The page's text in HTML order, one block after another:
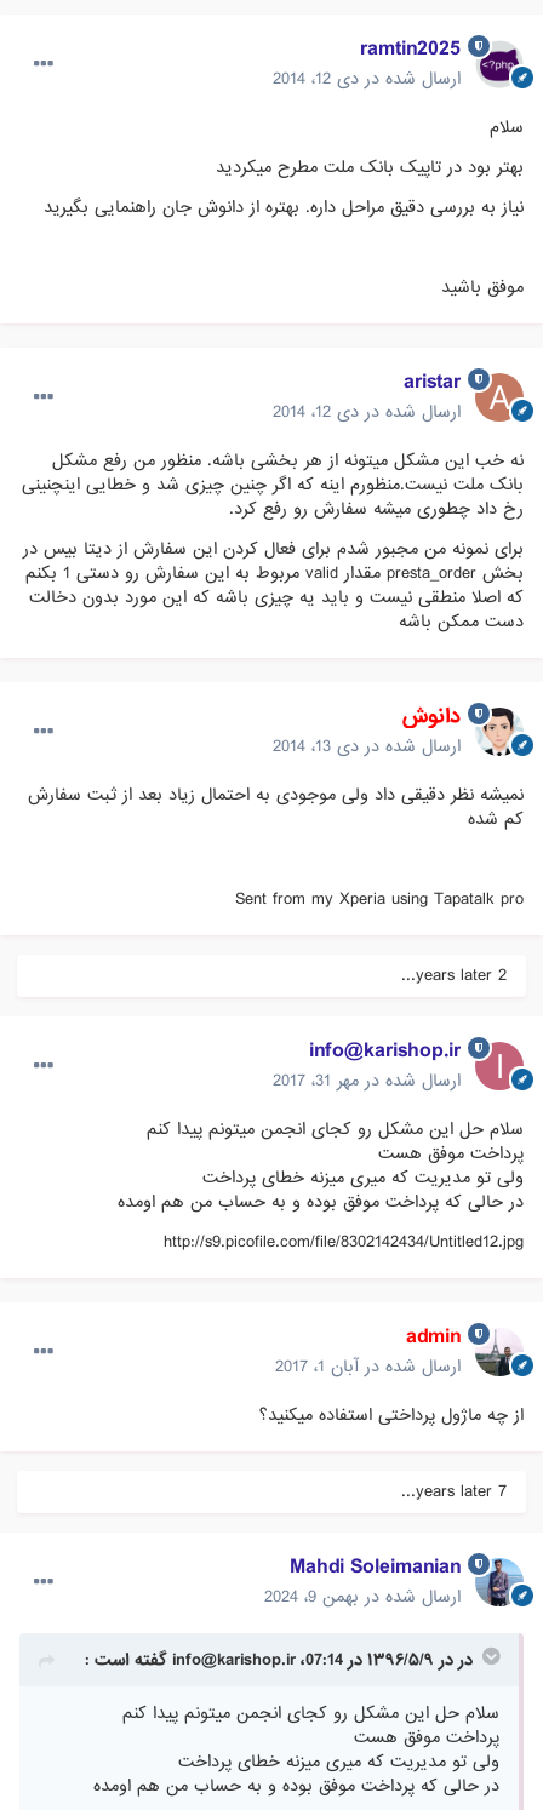
ramtin2025
ارسال شده در دی 12، 2014
سلام
بهتر بود در تاپیک بانک ملت مطرح میکردید
نیاز به بررسی دقیق مراحل داره. بهتره از دانوش جان راهنمایی بگیرید
موفق باشید
aristar
ارسال شده در دی 12، 2014
نه خب این مشکل میتونه از هر بخشی باشه. منظور من رفع مشکل
بانک ملت نیست.منظورم اینه که اگر چنین چیزی شد و خطایی اینچنینی
رخ داد چطوری میشه سفارش رو رفع کرد.
برای نمونه من مجبور شدم برای فعال کردن این سفارش از دیتا بیس در
بخش presta_order مقدار valid مربوط به این سفارش رو دستی 1 بکنم
که اصلا منطقی نیست و باید یه چیزی باشه که این مورد بدون دخالت
دست ممکن باشه
دانوش
ارسال شده در دی 13، 2014
نمیشه نظر دقیقی داد ولی موجودی به احتمال زیاد بعد از ثبت سفارش
کم شده
Sent from my Xperia using Tapatalk pro
2 years later...
info@karishop.ir
ارسال شده در مهر 31، 2017
سلام حل این مشکل رو کجای انجمن میتونم پیدا کنم
پرداخت موفق هست
ولی تو مدیریت که میری میزنه خطای پرداخت
در حالی که پرداخت موفق بوده و به حساب من هم اومده
http://s9.picofile.com/file/8302142434/Untitled12.jpg
admin
ارسال شده در آبان 1، 2017
از چه ماژول پرداختی استفاده میکنید؟
7 years later...
Mahdi Soleimanian
ارسال شده در بهمن 9، 2024
در در ۱۳۹۶/۵/۹ در 07:14، info@karishop.irگفته است :
سلام حل این مشکل رو کجای انجمن میتونم پیدا کنم
پرداخت موفق هست
ولی تو مدیریت که میری میزنه خطای پرداخت
در حالی که پرداخت موفق بوده و به حساب من هم اومده